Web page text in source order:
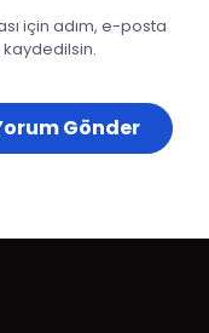
için adım, e-posta